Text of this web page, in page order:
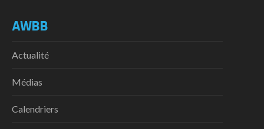
AWBB
Actualité
Médias
Calendriers